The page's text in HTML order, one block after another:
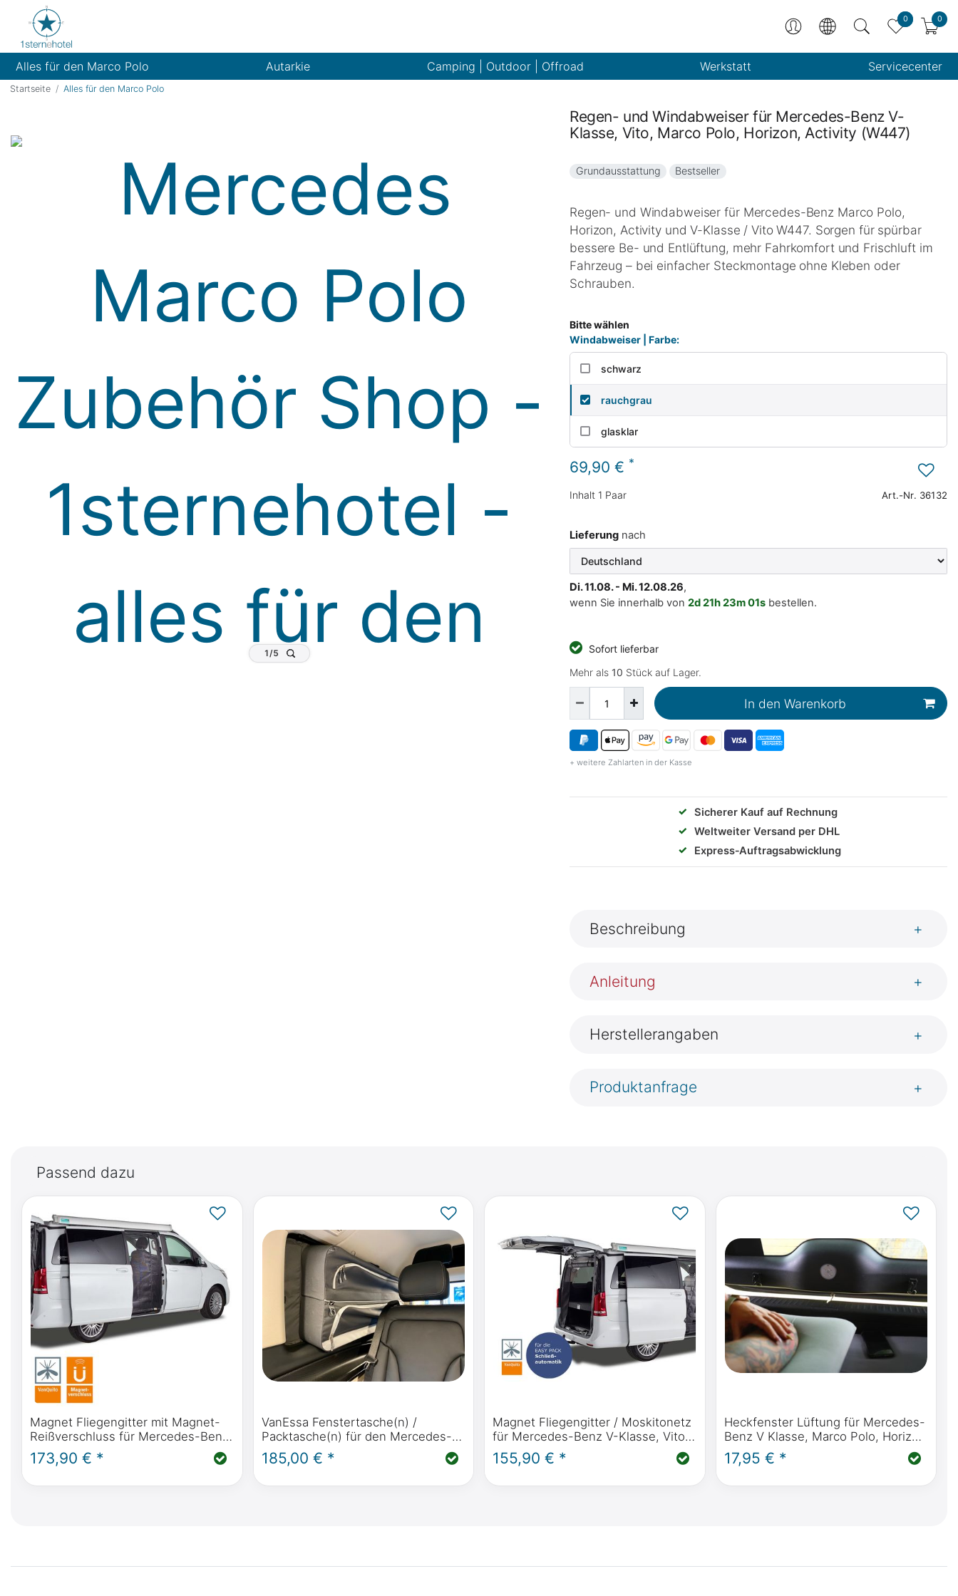
0 0
Alles für den Marco Polo Autarkie Camping | Outdoor | Offroad Werkstatt Servicecenter
Startseite Alles für den Marco Polo
Regen- und Windabweiser für Mercedes-Benz V-
Klasse, Vito, Marco Polo, Horizon, Activity (W447)
Grundausstattung Bestseller
Regen- und Windabweiser für Mercedes-Benz Marco Polo,
Horizon, Activity und V-Klasse / Vito W447. Sorgen für spürbar
bessere Be- und Entlüftung, mehr Fahrkomfort und Frischluft im
Fahrzeug – bei einfacher Steckmontage ohne Kleben oder
Schrauben.
Bitte wählen
Windabweiser | Farbe:
schwarz
rauchgrau
glasklar
69,90 € *
Inhalt 1 Paar Art.-Nr. 36132
Lieferung nach
Di. 11.08. - Mi. 12.08.26,
wenn Sie innerhalb von 2d21h23m01s bestellen.
Sofort lieferbar
Mehr als 10 Stück auf Lager.
In den Warenkorb
+ weitere Zahlarten in der Kasse
✓
Sicherer Kauf auf Rechnung
✓
Weltweiter Versand per DHL
✓
Express‑Auftragsabwicklung
Beschreibung +
Anleitung +
Herstellerangaben +
Produktanfrage +
Passend dazu
Magnet Fliegengitter mit Magnet-
Reißverschluss für Mercedes-Benz
V-Klasse, Vito, Marco Polo, Horizon,
Activity (W447) & Viano (W639)
173,90 € *
VanEssa Fenstertasche(n) /
Packtasche(n) für den Mercedes-
Benz Marco Polo, Horizon, Activity,
V Klasse, Vito & Viano Marco Polo
185,00 € *
Magnet Fliegengitter / Moskitonetz
für Mercedes-Benz V-Klasse, Vito,
Marco Polo, Horizon, Activity ab
BJ2014 (W447) Heckklappe
155,90 € *
Heckfenster Lüftung für Mercedes-
Benz V Klasse, Marco Polo, Horizon
mit separat zu öffnendem
Heckfenster
17,95 € *